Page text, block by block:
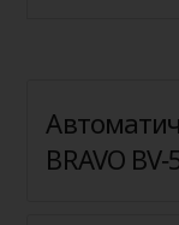
BRAVO